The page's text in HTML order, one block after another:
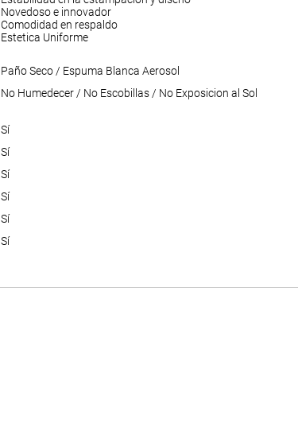
Novedoso e innovador
Comodidad en respaldo
Estetica Uniforme
Paño Seco / Espuma Blanca Aerosol
No Humedecer / No Escobillas / No Exposicion al Sol
Sí
Sí
Sí
Sí
Sí
Sí